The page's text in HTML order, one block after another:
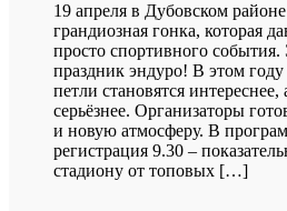
19 апреля в Дубовском
грандиозная гонка, которая
просто спортивного
праздник эндуро! В этом году
петли становятся
серьёзнее. Организаторы
и новую атмосферу. В
регистрация 9.30 –
стадиону от топовых […]